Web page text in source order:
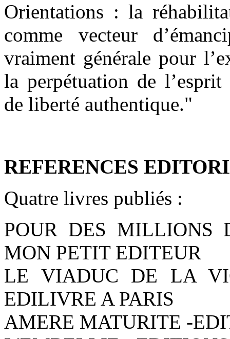
Orientations : la
comme vecteur
vraiment générale pour
la perpétuation de
de liberté authentique."
REFERENCES
Quatre livres publiés :
POUR DES MILLIONS
MON PETIT EDITEUR
LE VIADUC DE LA
EDILIVRE A PARIS
AMERE MATURITE -